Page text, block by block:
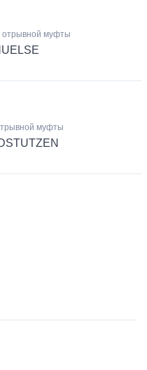
отрывной муфты
муфты